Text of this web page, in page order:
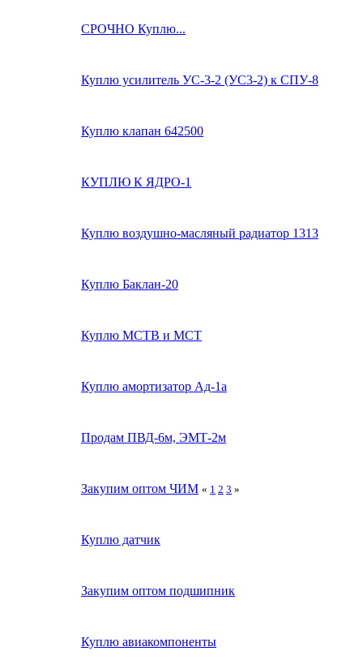
СРОЧНО Куплю...
Куплю усилитель УС-3-2 (УС3-2) к СПУ-8
Куплю клапан 642500
КУПЛЮ К ЯДРО-1
Куплю воздушно-масляный радиатор 1313
Куплю Баклан-20
Куплю МСТВ и МСТ
Куплю амортизатор Ад-1а
Продам ПВД-6м, ЭМТ-2м
Закупим оптом ЧИМ « 1 2 3 »
Куплю датчик
Закупим оптом подшипник
Куплю авиакомпоненты